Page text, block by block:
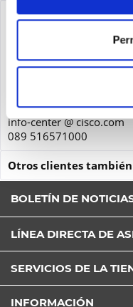
Los campos con *
Seguridad de los
Deutschland
info-center @ cisco.com
089 516571000
Otros clientes
BOLETÍN DE
LÍNEA DIRECTA DE
SERVICIOS DE LA
INFORMACIÓN